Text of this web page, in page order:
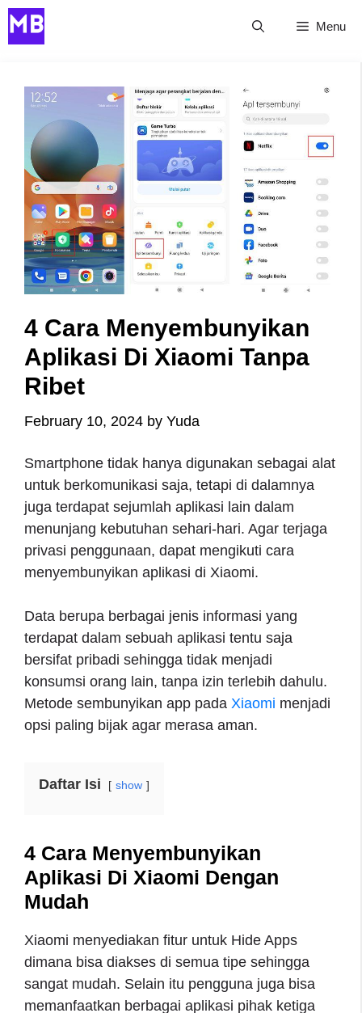
Skip
to
Menu
4 Cara Menyembunyikan
Aplikasi Di Xiaomi Tanpa
Ribet
February 10, 2024 by Yuda
Smartphone tidak hanya digunakan sebagai alat
untuk berkomunikasi saja, tetapi di dalamnya
juga terdapat sejumlah aplikasi lain dalam
menunjang kebutuhan sehari-hari. Agar terjaga
privasi penggunaan, dapat mengikuti cara
menyembunyikan aplikasi di Xiaomi.
Data berupa berbagai jenis informasi yang
terdapat dalam sebuah aplikasi tentu saja
bersifat pribadi sehingga tidak menjadi
konsumsi orang lain, tanpa izin terlebih dahulu.
Metode sembunyikan app pada Xiaomi menjadi
opsi paling bijak agar merasa aman.
Daftar Isi show
4 Cara Menyembunyikan
Aplikasi Di Xiaomi Dengan
Mudah
Xiaomi menyediakan fitur untuk Hide Apps
dimana bisa diakses di semua tipe sehingga
sangat mudah. Selain itu pengguna juga bisa
memanfaatkan berbagai aplikasi pihak ketiga